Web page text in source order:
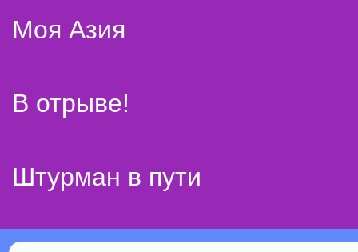
Моя Азия
В отрыве!
Штурман в пути